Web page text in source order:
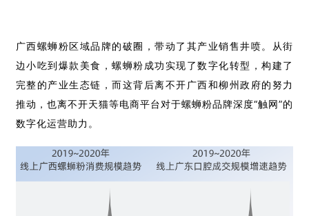
广西螺蛳粉区域品牌的破圈，带动了其产业销售井喷。
从街
边小吃到爆款美食，螺蛳粉成功实现了数字化转型，构建了
完整的产业生态链，而这背后离不开广西和柳州政府的努力
推动，也离不开天猫等电商平台对于螺蛳粉品牌深度“触网”的
数字化运营助力。